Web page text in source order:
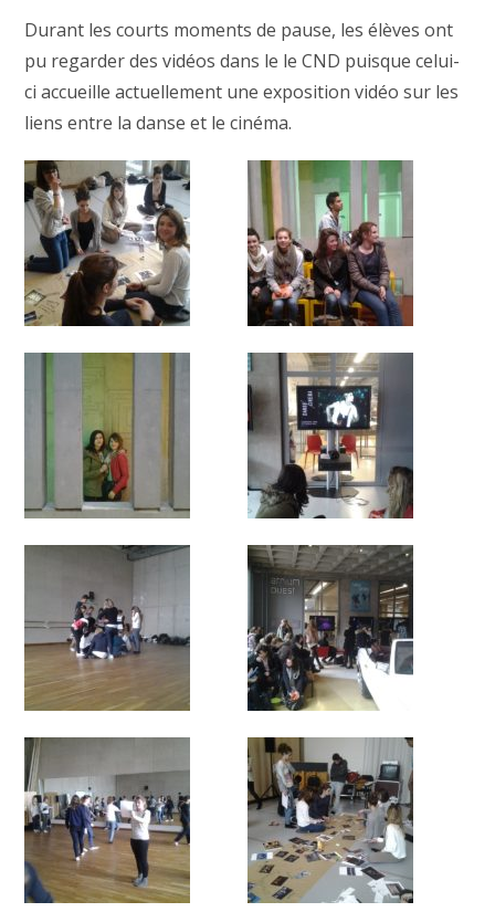
Durant les courts moments de pause, les élèves ont
pu regarder des vidéos dans le le CND puisque celui-
ci accueille actuellement une exposition vidéo sur les
liens entre la danse et le cinéma.